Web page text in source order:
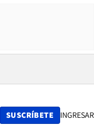
SUSCRÍBETE INGRESAR